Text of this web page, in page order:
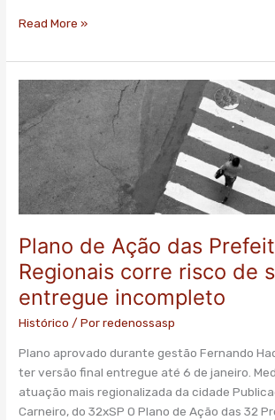
podas
Read More »
Plano de Ação das
Regionais corre risco de
entregue incompleto
Histórico / Porredenossasp
Plano aprovado durante gestão Fernando
ter versão final entregue até 6 de janeiro.
atuação mais regionalizada da cidade
Carneiro, do 32xSP O Plano de Ação das 32
Plano
Ação
das
Prefeituras
Regionais
corre
de
ser
entregue
incompleto